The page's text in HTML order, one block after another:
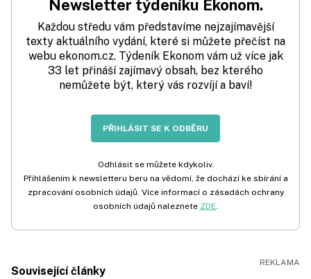
Newsletter týdeníku Ekonom.
Každou středu vám představíme nejzajímavější
texty aktuálního vydání, které si můžete přečíst na
webu ekonom.cz. Týdeník Ekonom vám už více jak
33 let přináší zajímavý obsah, bez kterého
nemůžete být, který vás rozvíjí a baví!
PŘIHLÁSIT SE K ODBĚRU
Odhlásit se můžete kdykoliv.
Přihlášením k newsletteru beru na vědomí, že dochází ke sbírání a
zpracování osobních údajů. Více informací o zásadách ochrany
osobních údajů naleznete ZDE
Související články